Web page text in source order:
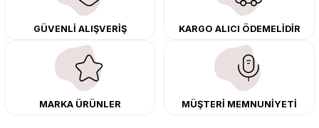
Tüm ürünlerimiz orijinal, dayanıklı ve uzun ömürlüdür. İstanbul’daki montaj
merkezimizde profesyonel montaj yapıyor, Türkiye’nin her yerine güvenli
kargo ile teslimat gerçekleştiriyoruz. Aracınıza değer katmak için doğru
adres: Egzoz Sepeti.
GÜVENLİ ALIŞVERİŞ KARGO ALICI ÖDEMELİDİR
MARKA ÜRÜNLER MÜŞTERİ MEMNUNİYETİ